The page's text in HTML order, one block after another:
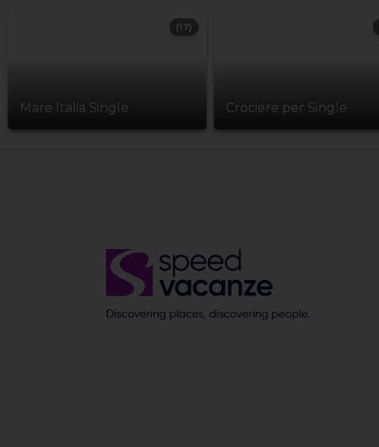
Mare Italia Single
(17)
Crociere per Single